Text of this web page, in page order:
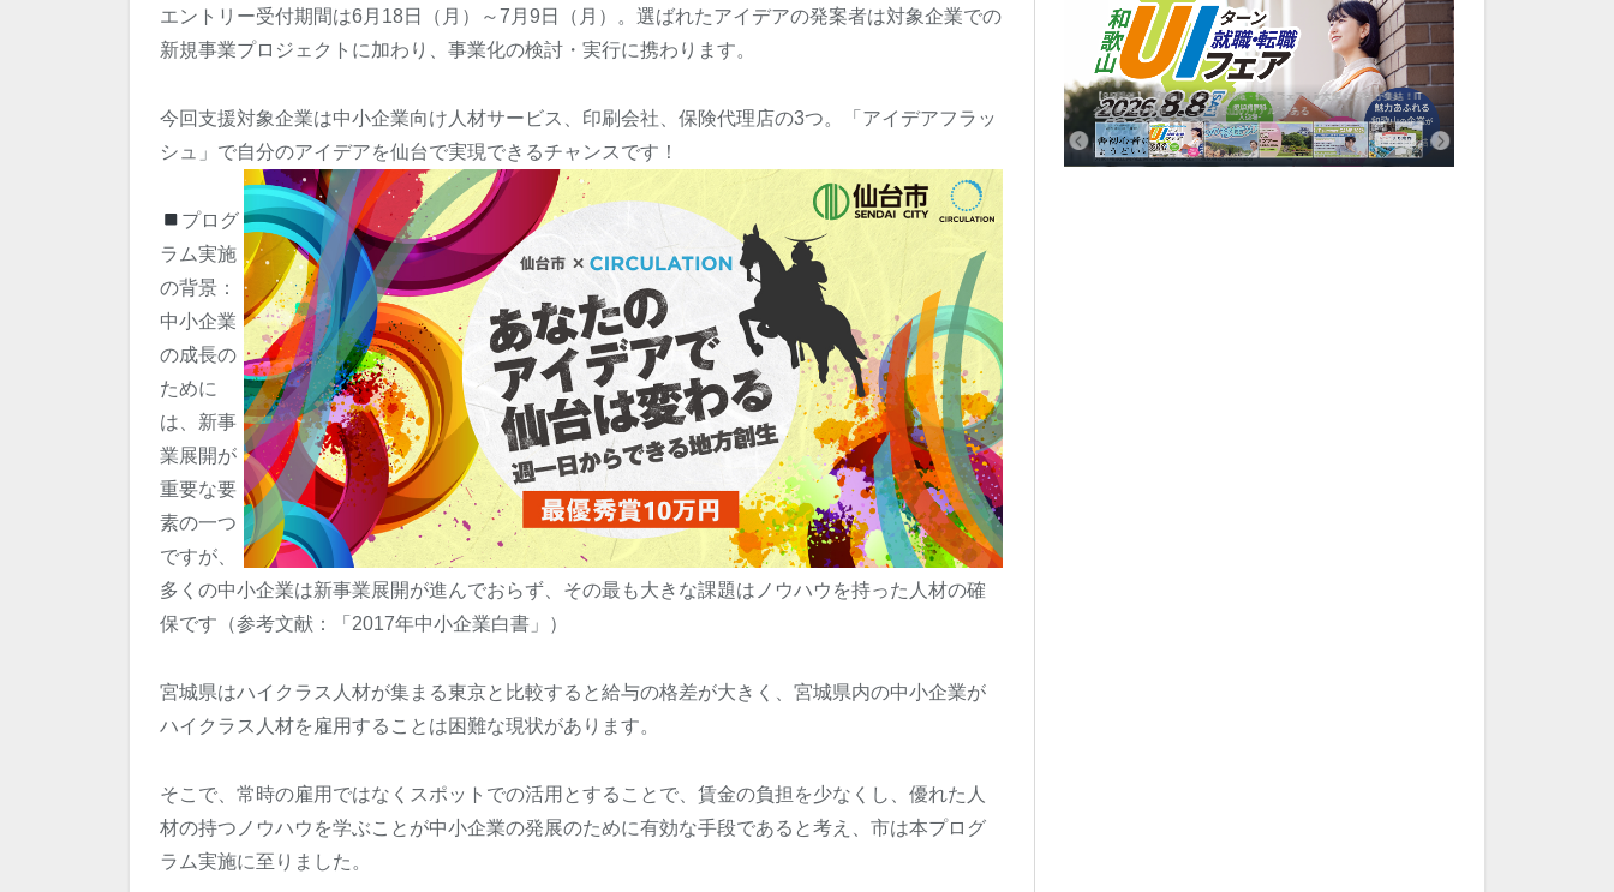
エントリー受付期間は6月18日（月）～7月9日（月）。選ばれたアイデアの発案者は対象企業での
新規事業プロジェクトに加わり、事業化の検討・実行に携わります。
今回支援対象企業は中小企業向け人材サービス、印刷会社、保険代理店の3つ。「アイデアフラッ
シュ」で自分のアイデアを仙台で実現できるチャンスです！
プログ
ラム実施
の背景：
中小企業
の成長の
ために
は、新事
業展開が
重要な要
素の一つ
ですが、
多くの中小企業は新事業展開が進んでおらず、その最も大きな課題はノウハウを持った人材の確
保です（参考文献：「2017年中小企業白書」）
宮城県はハイクラス人材が集まる東京と比較すると給与の格差が大きく、宮城県内の中小企業が
ハイクラス人材を雇用することは困難な現状があります。
そこで、常時の雇用ではなくスポットでの活用とすることで、賃金の負担を少なくし、優れた人
材の持つノウハウを学ぶことが中小企業の発展のために有効な手段であると考え、市は本プログ
ラム実施に至りました。
人1泊2,000円を補助、築100年超の古民家に宿泊も
【8/8開催】「和歌山 UIターン就職・転職フェア」in大阪 に30社が集結！IT
企業も5社が参加、ここに“和歌山のリアル”がある
企業訪問や専門学生と交流、申し込みは7/27まで
ステム開発、県内IT企業やエンジニアとの交流も
ビゲートする新サービス「まち案内」が追加
リー層に魅力を発信、データや支援制度も充実
体に加え、能美市のソフトウェア開発会社も参戦
ンジニア募集のソフトウェア開発企業も複数参加
6/6には“人間関係”をテーマにオンラインツアー